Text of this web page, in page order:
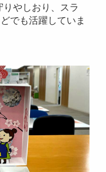
やしおり、スラ
でも活躍していま